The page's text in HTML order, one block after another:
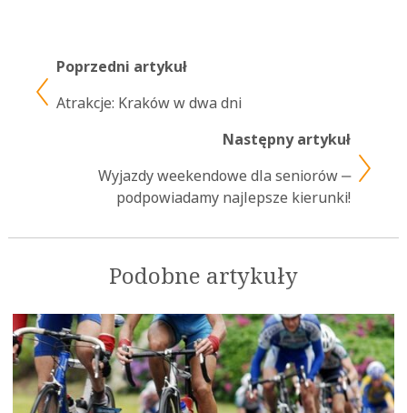
Poprzedni artykuł
Atrakcje: Kraków w dwa dni
Następny artykuł
Wyjazdy weekendowe dla seniorów ‒
podpowiadamy najlepsze kierunki!
Podobne artykuły